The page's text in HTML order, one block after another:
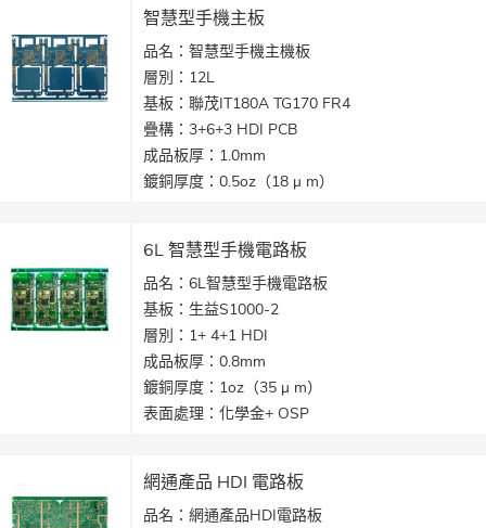
產品應用：智慧型手機HDI電路板
智慧型手機主板
品名：智慧型手機主機板
層別：12L
基板：聯茂IT180A TG170 FR4
疊構：3+6+3 HDI PCB
成品板厚：1.0mm
鍍銅厚度：0.5oz（18 μ m）
產品應用：智慧型手機主機板
6L 智慧型手機電路板
品名：6L智慧型手機電路板
基板：生益S1000-2
層別：1+ 4+1 HDI
成品板厚：0.8mm
鍍銅厚度：1oz（35 μ m）
表面處理：化學金+ OSP
網通產品 HDI 電路板
品名：網通產品HDI電路板